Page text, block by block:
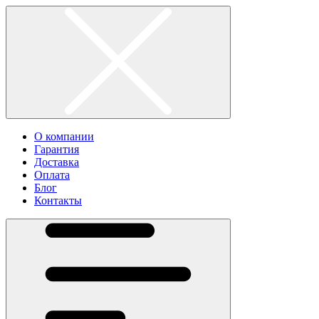
О компании
Гарантия
Доставка
Оплата
Блог
Контакты